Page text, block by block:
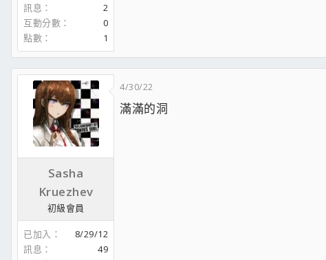
訊息
2
互動分數
0
點數
1
Sasha
Kruezhev
初級會員
已加入
8/29/12
訊息
49
4/30/22
滿滿的洞